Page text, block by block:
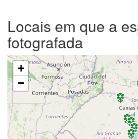
Locais em que a
fotografada
+
−